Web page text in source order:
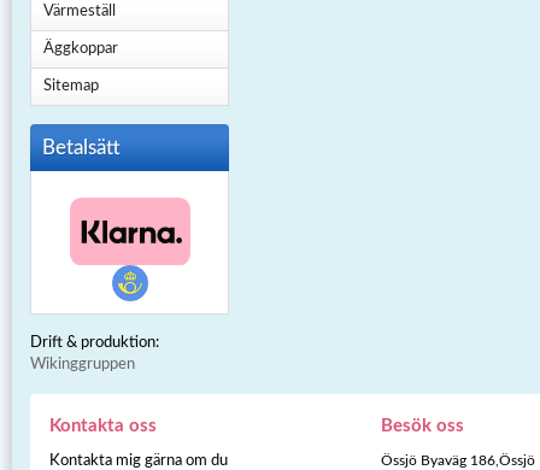
Värmeställ
Äggkoppar
Sitemap
Betalsätt
Drift & produktion:
Wikinggruppen
Kontakta oss
Kontakta mig gärna om du
Besök oss
Össjö Byaväg 186,Össjö